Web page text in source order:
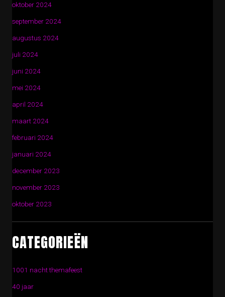
oktober 2024
september 2024
augustus 2024
juli 2024
juni 2024
mei 2024
april 2024
maart 2024
februari 2024
januari 2024
december 2023
november 2023
oktober 2023
CATEGORIEËN
1001 nacht themafeest
40 jaar